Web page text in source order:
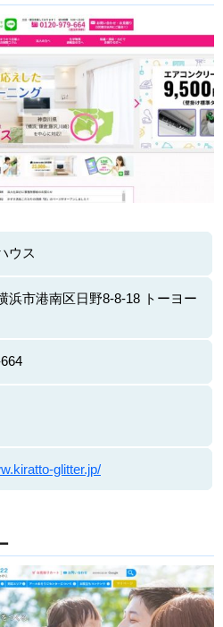
ウス
浜市港南区日野8-8-18 トーヨー
glitter.jp/